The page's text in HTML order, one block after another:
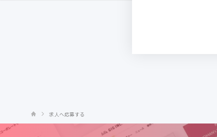
求人へ応募する